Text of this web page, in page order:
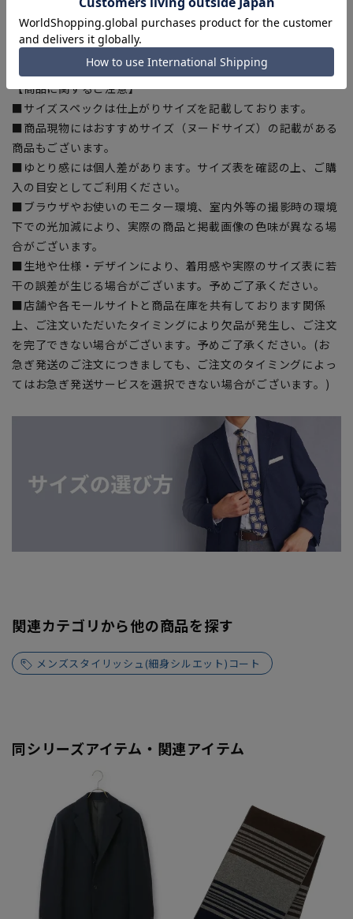
囲:138cm 袖丈:66.4cm
[4L]着丈:110cm 肩幅:50cm 胸囲:126cm 胴囲:120cm 裾
囲:142cm 袖丈:67cm
【商品に関するご注意】
■サイズスペックは仕上がりサイズを記載しております。
■商品現物にはおすすめサイズ（ヌードサイズ）の記載がある
商品もございます。
■ゆとり感には個人差があります。サイズ表を確認の上、ご購
入の目安としてご利用ください。
■ブラウザやお使いのモニター環境、室内外等の撮影時の環境
下での光加減により、実際の商品と掲載画像の色味が異なる場
合がございます。
■生地や仕様・デザインにより、着用感や実際のサイズ表に若
干の誤差が生じる場合がございます。予めご了承ください。
■店舗や各モールサイトと商品在庫を共有しております関係
上、ご注文いただいたタイミングにより欠品が発生し、ご注文
を完了できない場合がございます。予めご了承ください。(お
急ぎ発送のご注文につきましても、ご注文のタイミングによっ
てはお急ぎ発送サービスを選択できない場合がございます。)
関連カテゴリから他の商品を探す
メンズスタイリッシュ(細身シルエット)コート
同シリーズアイテム・関連アイテム